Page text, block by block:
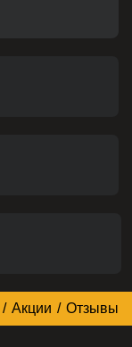
/ Акции / Отзывы